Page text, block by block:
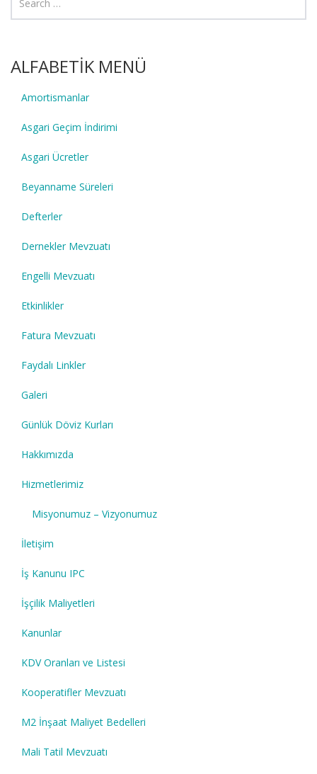
ALFABETİK MENÜ
Amortismanlar
Asgari Geçim İndirimi
Asgari Ücretler
Beyanname Süreleri
Defterler
Dernekler Mevzuatı
Engelli Mevzuatı
Etkinlikler
Fatura Mevzuatı
Faydalı Linkler
Galeri
Günlük Döviz Kurları
Hakkımızda
Hizmetlerimiz
Misyonumuz – Vizyonumuz
İletişim
İş Kanunu IPC
İşçilik Maliyetleri
Kanunlar
KDV Oranları ve Listesi
Kooperatifler Mevzuatı
M2 İnşaat Maliyet Bedelleri
Mali Tatil Mevzuatı